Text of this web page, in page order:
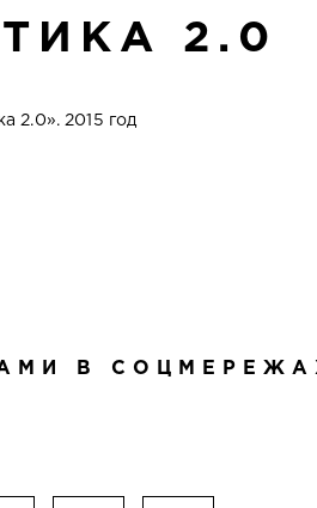
2.0
2.0». 2015 год
В